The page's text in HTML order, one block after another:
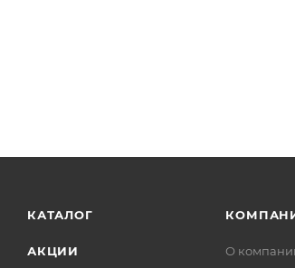
КАТАЛОГ
АКЦИИ
О